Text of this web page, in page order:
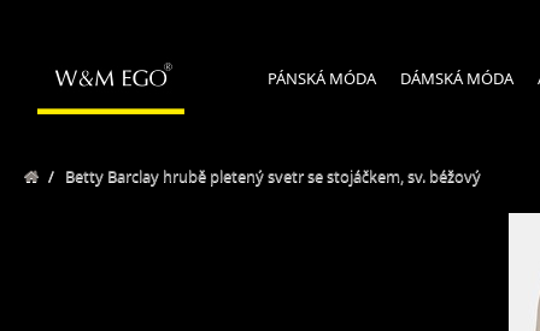
PÁNSKÁ MÓDA DÁMSKÁ MÓDA
/ Betty Barclay hrubě pletený svetr se stojáčkem, sv. béžový